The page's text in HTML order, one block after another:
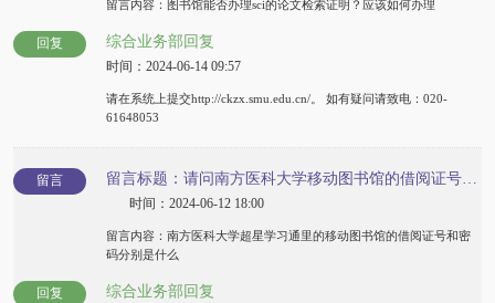
留言内容：图书馆能否办理sci的论文检索证明？应该如何办理
回复 综合业务部回复
时间：2024-06-14 09:57
请在系统上提交http://ckzx.smu.edu.cn/。 如有疑问请致电：020-
61648053
留言
时间：2024-06-12 18:00
留言内容：南方医科大学超星学习通里的移动图书馆的借阅证号和密
码分别是什么
回复 综合业务部回复